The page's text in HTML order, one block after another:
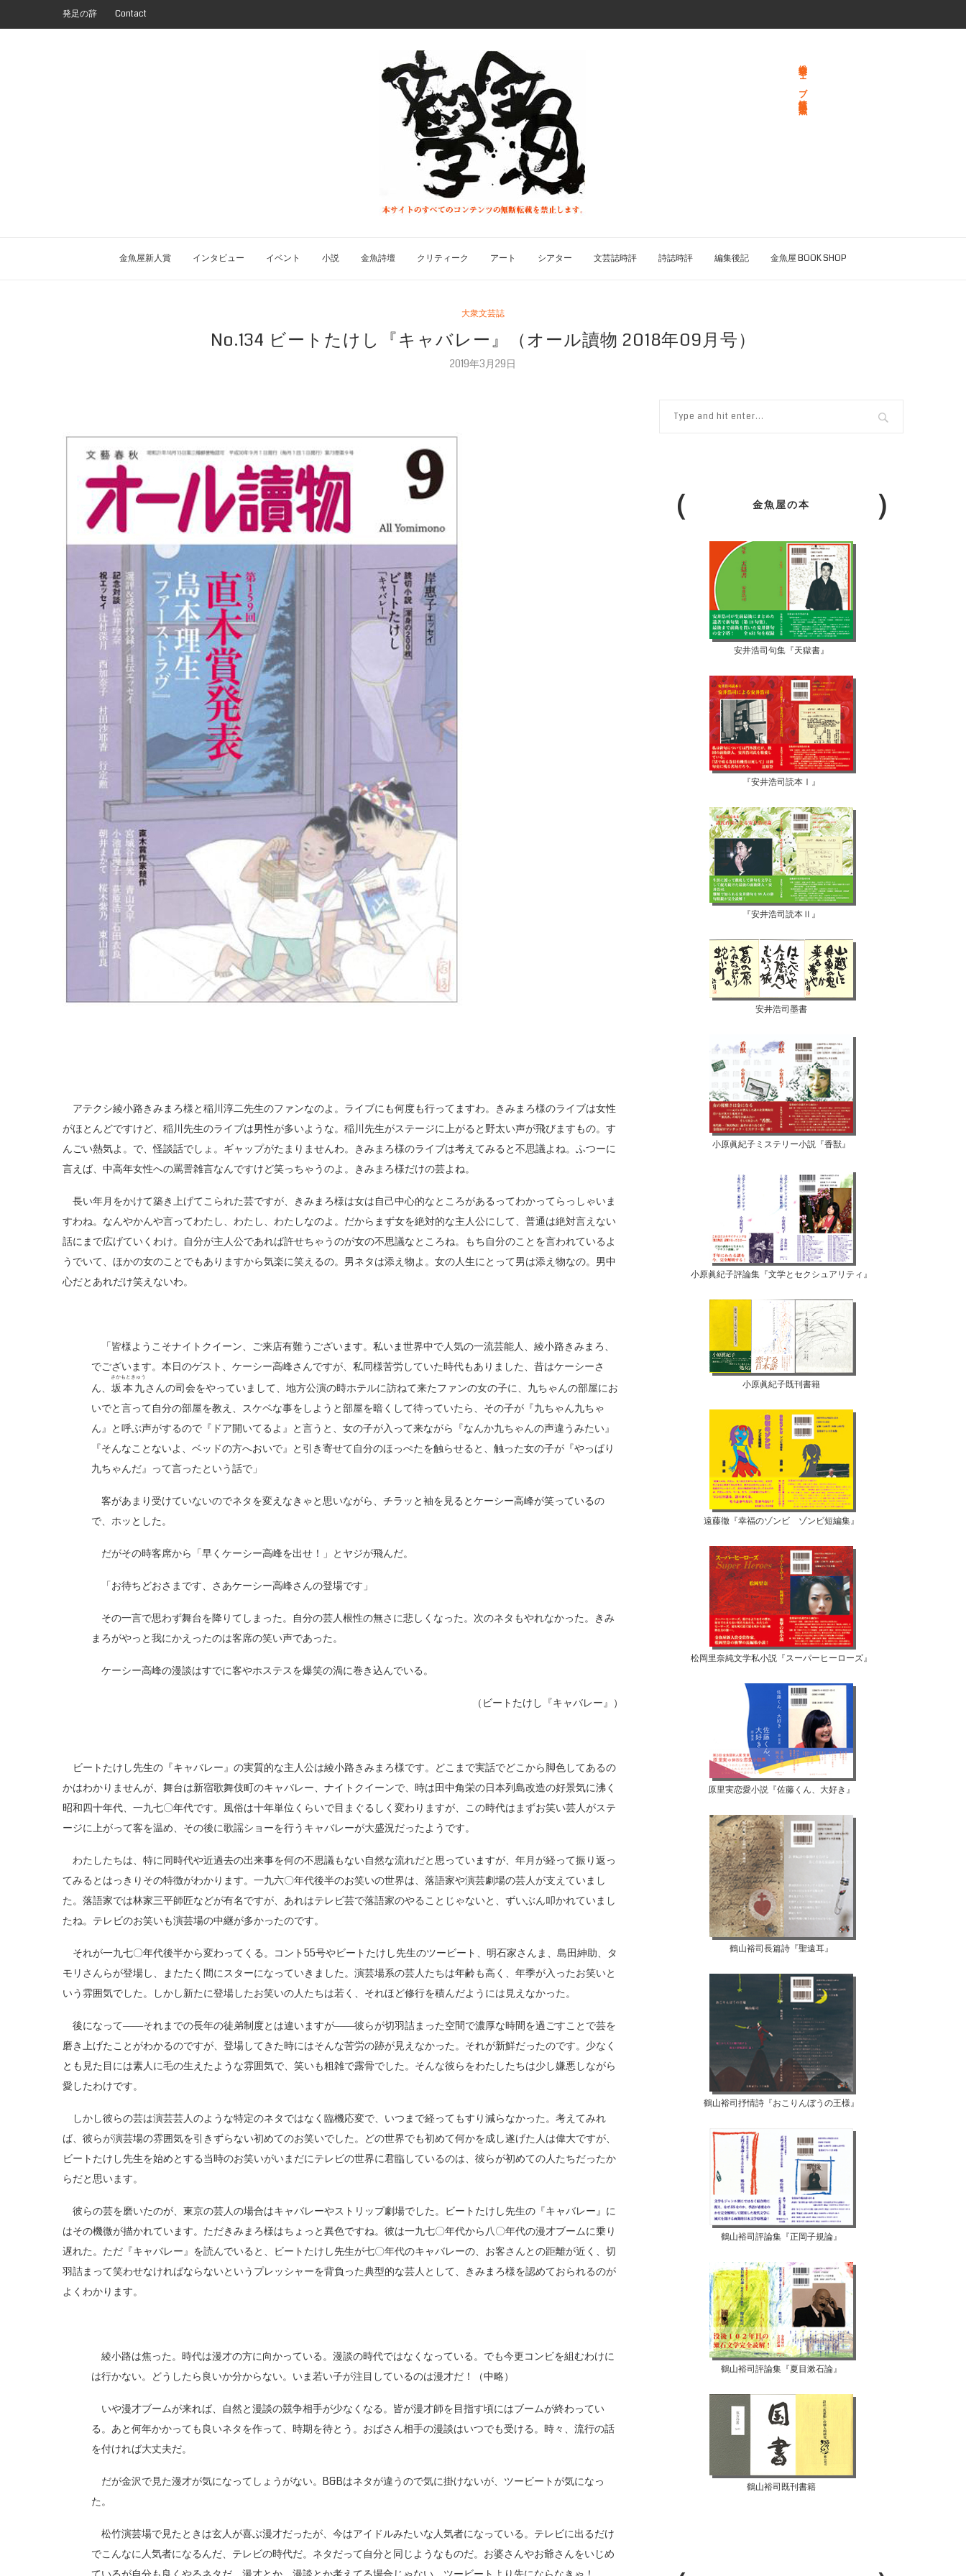
発足の辞 Contact
総合文学ウェブ情報誌 文学金魚
金魚屋新人賞 インタビュー イベント 小説 金魚詩壇 クリティーク アート シアター 文芸誌時評 詩誌時評 編集後記 金魚屋 BOOK SHOP
大衆文芸誌
No.134 ビートたけし『キャバレー』（オール讀物 2018年09月号）
2019年3月29日
アテクシ綾小路きみまろ様と稲川淳二先生のファンなのよ。ライブにも何度も行ってますわ。きみまろ様のライブは女性
がほとんどですけど、稲川先生のライブは男性が多いような。稲川先生がステージに上がると野太い声が飛びますもの。す
んごい熱気よ。で、怪談話でしょ。ギャップがたまりませんわ。きみまろ様のライブは考えてみると不思議よね。ふつーに
言えば、中高年女性への罵詈雑言なんですけど笑っちゃうのよ。きみまろ様だけの芸よね。
長い年月をかけて築き上げてこられた芸ですが、きみまろ様は女は自己中心的なところがあるってわかってらっしゃいま
すわね。なんやかんや言ってわたし、わたし、わたしなのよ。だからまず女を絶対的な主人公にして、普通は絶対言えない
話にまで広げていくわけ。自分が主人公であれば許せちゃうのが女の不思議なところね。もち自分のことを言われているよ
うでいて、ほかの女のことでもありますから気楽に笑えるの。男ネタは添え物よ。女の人生にとって男は添え物なの。男中
心だとあれだけ笑えないわ。
「皆様ようこそナイトクイーン、ご来店有難うございます。私いま世界中で人気の一流芸能人、綾小路きみまろ、
でございます。本日のゲスト、ケーシー高峰さんですが、私同様苦労していた時代もありました、昔はケーシーさ
ん、 坂本九
さかもときゅう
さんの司会をやっていまして、地方公演の時ホテルに訪ねて来たファンの女の子に、九ちゃんの部屋にお
いでと言って自分の部屋を教え、スケベな事をしようと部屋を暗くして待っていたら、その子が『九ちゃん九ちゃ
ん』と呼ぶ声がするので『ドア開いてるよ』と言うと、女の子が入って来ながら『なんか九ちゃんの声違うみたい』
『そんなことないよ、ベッドの方へおいで』と引き寄せて自分のほっぺたを触らせると、触った女の子が『やっぱり
九ちゃんだ』って言ったという話で」
客があまり受けていないのでネタを変えなきゃと思いながら、チラッと袖を見るとケーシー高峰が笑っているの
で、ホッとした。
だがその時客席から「早くケーシー高峰を出せ！」とヤジが飛んだ。
「お待ちどおさまです、さあケーシー高峰さんの登場です」
その一言で思わず舞台を降りてしまった。自分の芸人根性の無さに悲しくなった。次のネタもやれなかった。きみ
まろがやっと我にかえったのは客席の笑い声であった。
ケーシー高峰の漫談はすでに客やホステスを爆笑の渦に巻き込んでいる。
（ビートたけし『キャバレー』）
ビートたけし先生の『キャバレー』の実質的な主人公は綾小路きみまろ様です。どこまで実話でどこから脚色してあるの
かはわかりませんが、舞台は新宿歌舞伎町のキャバレー、ナイトクイーンで、時は田中角栄の日本列島改造の好景気に沸く
昭和四十年代、一九七〇年代です。風俗は十年単位くらいで目まぐるしく変わりますが、この時代はまずお笑い芸人がステ
ージに上がって客を温め、その後に歌謡ショーを行うキャバレーが大盛況だったようです。
わたしたちは、特に同時代や近過去の出来事を何の不思議もない自然な流れだと思っていますが、年月が経って振り返っ
てみるとはっきりその特徴がわかります。一九六〇年代後半のお笑いの世界は、落語家や演芸劇場の芸人が支えていまし
た。落語家では林家三平師匠などが有名ですが、あれはテレビ芸で落語家のやることじゃないと、ずいぶん叩かれていまし
たね。テレビのお笑いも演芸場の中継が多かったのです。
それが一九七〇年代後半から変わってくる。コント55号やビートたけし先生のツービート、明石家さんま、島田紳助、タ
モリさんらが登場し、またたく間にスターになっていきました。演芸場系の芸人たちは年齢も高く、年季が入ったお笑いと
いう雰囲気でした。しかし新たに登場したお笑いの人たちは若く、それほど修行を積んだようには見えなかった。
後になって――それまでの長年の徒弟制度とは違いますが――彼らが切羽詰まった空間で濃厚な時間を過ごすことで芸を
磨き上げたことがわかるのですが、登場してきた時にはそんな苦労の跡が見えなかった。それが新鮮だったのです。少なく
とも見た目には素人に毛の生えたような雰囲気で、笑いも粗雑で露骨でした。そんな彼らをわたしたちは少し嫌悪しながら
愛したわけです。
しかし彼らの芸は演芸芸人のような特定のネタではなく臨機応変で、いつまで経ってもすり減らなかった。考えてみれ
ば、彼らが演芸場の雰囲気を引きずらない初めてのお笑いでした。どの世界でも初めて何かを成し遂げた人は偉大ですが、
ビートたけし先生を始めとする当時のお笑いがいまだにテレビの世界に君臨しているのは、彼らが初めての人たちだったか
らだと思います。
彼らの芸を磨いたのが、東京の芸人の場合はキャバレーやストリップ劇場でした。ビートたけし先生の『キャバレー』に
はその機微が描かれています。ただきみまろ様はちょっと異色ですね。彼は一九七〇年代から八〇年代の漫才ブームに乗り
遅れた。ただ『キャバレー』を読んでいると、ビートたけし先生が七〇年代のキャバレーの、お客さんとの距離が近く、切
羽詰まって笑わせなければならないというプレッシャーを背負った典型的な芸人として、きみまろ様を認めておられるのが
よくわかります。
綾小路は焦った。時代は漫才の方に向かっている。漫談の時代ではなくなっている。でも今更コンビを組むわけに
は行かない。どうしたら良いか分からない。いま若い子が注目しているのは漫才だ！（中略）
いや漫才ブームが来れば、自然と漫談の競争相手が少なくなる。皆が漫才師を目指す頃にはブームが終わってい
る。あと何年かかっても良いネタを作って、時期を待とう。おばさん相手の漫談はいつでも受ける。時々、流行の話
を付ければ大丈夫だ。
だが金沢で見た漫才が気になってしょうがない。B&Bはネタが違うので気に掛けないが、ツービートが気になっ
た。
松竹演芸場で見たときは玄人が喜ぶ漫才だったが、今はアイドルみたいな人気者になっている。テレビに出るだけ
でこんなに人気者になるんだ、テレビの時代だ。ネタだって自分と同じようなものだ。お婆さんやお爺さんをいじめ
金魚屋の本
安井浩司句集『天獄書』
『安井浩司読本Ⅰ』
『安井浩司読本Ⅱ』
安井浩司墨書
小原眞紀子ミステリー小説『香獣』
小原眞紀子評論集『文学とセクシュアリティ』
小原眞紀子既刊書籍
遠藤徹『幸福のゾンビ ゾンビ短編集』
松岡里奈純文学私小説『スーパーヒーローズ』
原里実恋愛小説『佐藤くん、大好き』
鶴山裕司長篇詩『聖遠耳』
鶴山裕司抒情詩『おこりんぼうの王様』
鶴山裕司評論集『正岡子規論』
鶴山裕司評論集『夏目漱石論』
鶴山裕司既刊書籍